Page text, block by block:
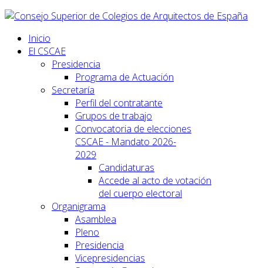
Inicio
El CSCAE
Presidencia
Programa de Actuación
Secretaría
Perfil del contratante
Grupos de trabajo
Convocatoria de elecciones
CSCAE - Mandato 2026-
2029
Candidaturas
Accede al acto de votación
del cuerpo electoral
Organigrama
Asamblea
Pleno
Presidencia
Vicepresidencias